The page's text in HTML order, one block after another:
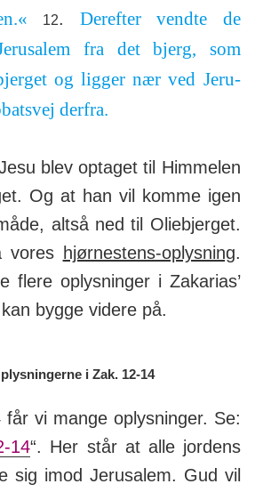
12.Derefter vendte de
fra det bjerg, som
og ligger nær ved Jeru­
derfra.
blev optaget til Him­melen
Og at han vil komme igen
altså ned til Olie­bjerget.
vores hjørne­stens-op­lys­ning.
flere op­lys­ninger i Za­ka­rias’
bygge vi­dere på.
i Zak. 12-14
vi mange op­lys­ninger. Se:
14“. Her står at alle jordens
sig imod Jeru­salem. Gud vil